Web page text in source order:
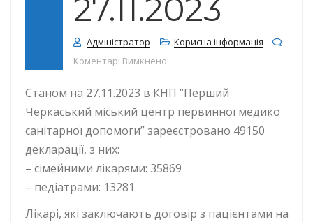
27.11.2023
Адміністратор
Корисна інформація
Коментарі Вимкнено
Станом на 27.11.2023 в КНП “Перший
Черкаський міський центр первинної медико
санітарної допомоги” зареєстровано 49150
декларації, з них:
– сімейними лікарями: 35869
– педіатрами: 13281
Лікарі, які заключають договір з пацієнтами на